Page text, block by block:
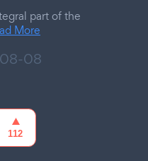
part of the
More
08